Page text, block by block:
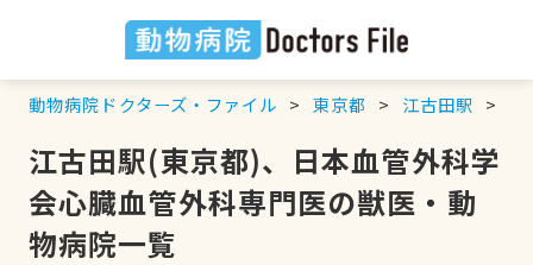
動物病院ドクターズ・ファイル 東京都 江古田駅
江古田駅(東京都)、日本血管外科学
会心臓血管外科専門医の獣医・動
物病院一覧